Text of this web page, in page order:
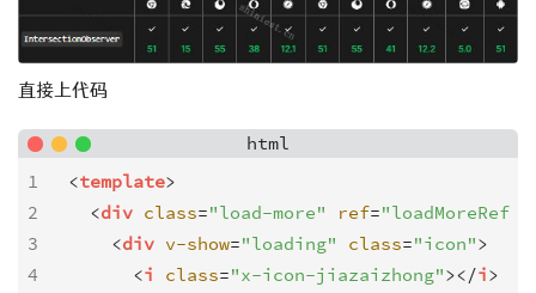
直接上代码
html
1
2
3
4
<template>
<div class="load-more" ref="loadMoreRef"
<div v-show="loading" class="icon">
<i class="x-icon-jiazaizhong"></i>